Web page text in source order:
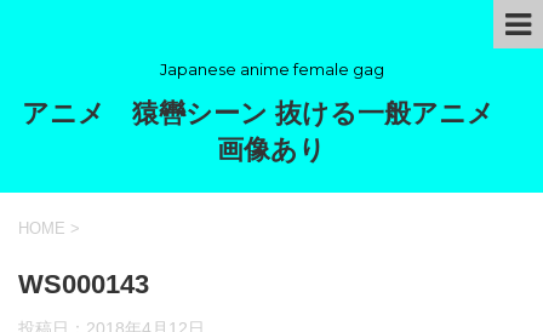
Japanese anime female gag
アニメ 猿轡シーン 抜ける一般アニメ
画像あり
HOME >
WS000143